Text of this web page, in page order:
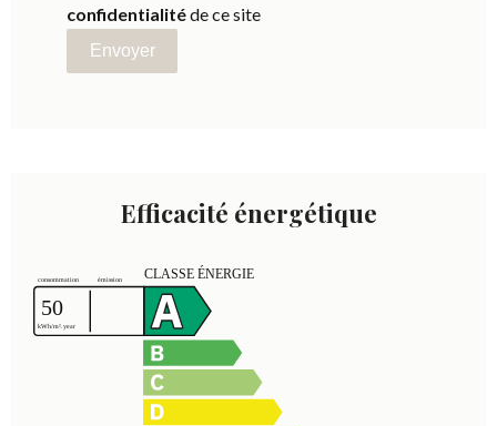
confidentialitéde ce site
Envoyer
Efficacité énergétique